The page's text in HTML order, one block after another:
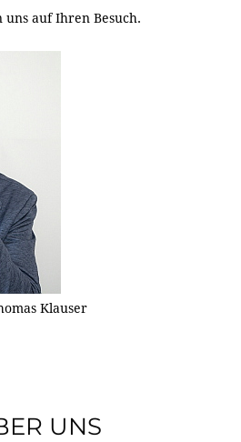
auf Ihren Besuch.
Klauser
UNS